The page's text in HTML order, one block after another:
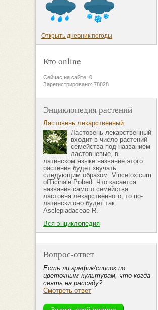
Открыть дневник погоды
Кто online
Сейчас на сайте: 0
Зарегистрировано: 78828
Энциклопедия растений
Ластовень лекарственный
Ластовень лекарственный
входит в число растений
семейства под названием
ластовневые, в
латинском языке название этого
растения будет звучать
следующим образом: Vincetoxicum
ofTicinale Pobed. Что касается
названия самого семейства
ластовня лекарственного, то по-
латински оно будет так:
Asclepiadaceae R.
Вся энциклопедия
Вопрос-ответ
Есть ли график/список по
цветочным культурам, что когда
сеять на рассаду?
Смотреть ответ